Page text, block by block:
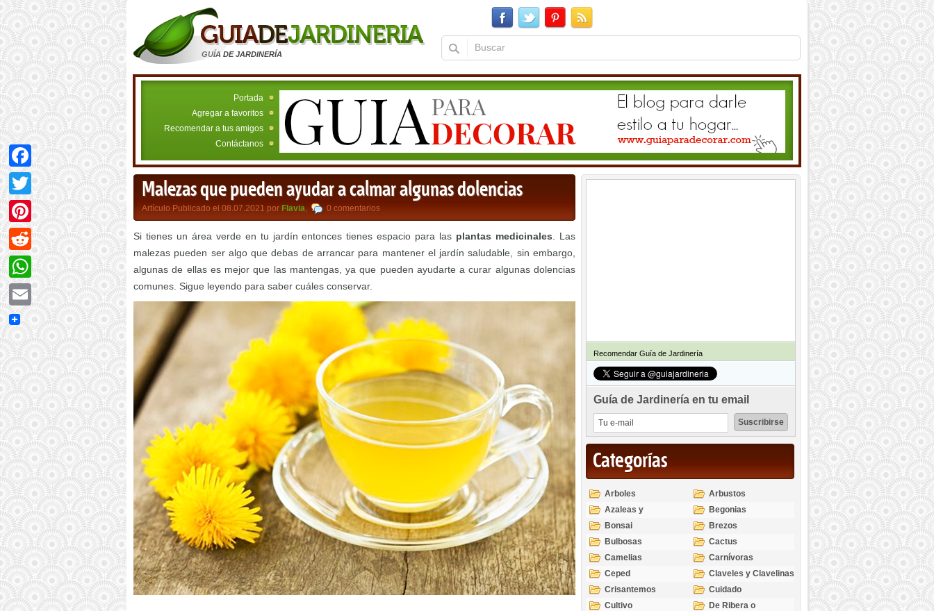
GUÍA DE JARDINERÍA
Portada
Agregar a favoritos
Recomendar a tus amigos
Contáctanos
Malezas que pueden ayudar a calmar algunas dolencias
Artículo Publicado el 08.07.2021 por Flavia, 0 comentarios
Si tienes un área verde en tu jardín entonces tienes espacio para las plantas medicinales . Las
malezas pueden ser algo que debas de arrancar para mantener el jardín saludable, sin embargo,
algunas de ellas es mejor que las mantengas, ya que pueden ayudarte a curar algunas dolencias
comunes. Sigue leyendo para saber cuáles conservar.
Recomendar Guía de Jardinería
Guía de Jardinería en tu email
Categorías
Arboles
Arbustos
Azaleas y
Rododendros
Begonias
Bonsai
Brezos
Bulbosas
Cactus
Camelias
Carnívoras
Ceped
Claveles y Clavelinas
Crisantemos
Cuidado
Cultivo
De Ribera o
Facebook
Twitter
Pinterest
Reddit
WhatsApp
Email